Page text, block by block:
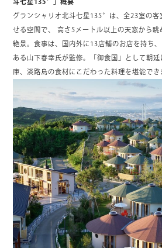
グランシャリオ北斗七星135°は、全23室の客
せる空間で、 高さ5メートル以上の天窓から眺
絶景。食事は、国内外に13店舗のお店を持ち
ある山下春幸氏が監修。「御食国」として朝
庫、淡路島の食材にこだわった料理を堪能でき